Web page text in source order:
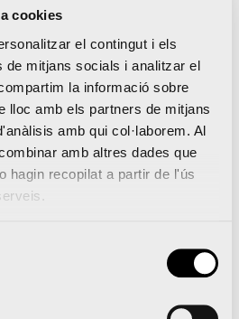
cookies
el contingut i els
de mitjans socials i analitzar el
la informació sobre
lloc amb els partners de mitjans
amb qui col·laborem. Al
amb altres dades que
hagin recopilat a partir de l'ús
es/es/»
wide=»yes»
icon=»icon: edit»
text_shadow=»0px 0px 0px
vcr-std»]Inscripcions i més